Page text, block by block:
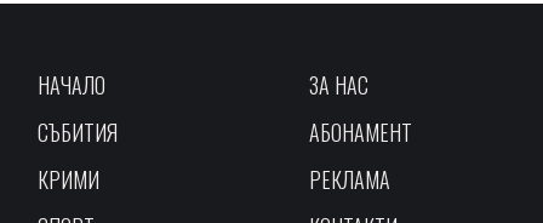
НАЧАЛО
СЪБИТИЯ
КРИМИ
ЗА НАС
АБОНАМЕНТ
РЕКЛАМА